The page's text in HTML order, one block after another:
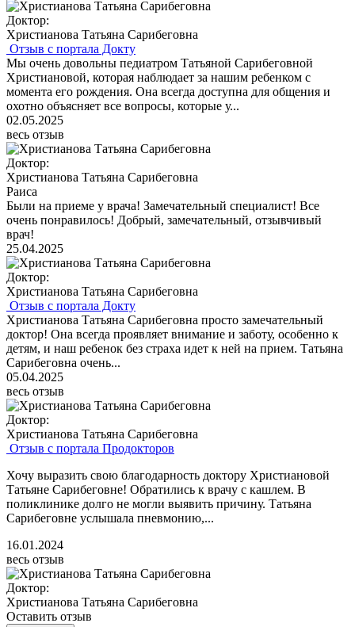
Доктор:
Христианова Татьяна Сарибеговна
Отзыв с портала Докту
Мы очень довольны педиатром Татьяной Сарибеговной
Христиановой, которая наблюдает за нашим ребенком с
момента его рождения. Она всегда доступна для общения и
охотно объясняет все вопросы, которые у...
02.05.2025
весь отзыв
Доктор:
Христианова Татьяна Сарибеговна
Раиса
Были на приеме у врача! Замечательный специалист! Все
очень понравилось! Добрый, замечательный, отзывчивый
врач!
25.04.2025
Доктор:
Христианова Татьяна Сарибеговна
Отзыв с портала Докту
Христианова Татьяна Сарибеговна просто замечательный
доктор! Она всегда проявляет внимание и заботу, особенно к
детям, и наш ребенок без страха идет к ней на прием. Татьяна
Сарибеговна очень...
05.04.2025
весь отзыв
Доктор:
Христианова Татьяна Сарибеговна
Отзыв с портала Продокторов
Хочу выразить свою благодарность доктору Христиановой
Татьяне Сарибеговне! Обратились к врачу с кашлем. В
поликлинике долго не могли выявить причину. Татьяна
Сарибеговне услышала пневмонию,...
16.01.2024
весь отзыв
Доктор:
Христианова Татьяна Сарибеговна
Оставить отзыв